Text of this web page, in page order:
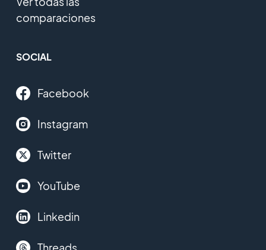
comparaciones
SOCIAL
Facebook
Instagram
Twitter
YouTube
Linkedin